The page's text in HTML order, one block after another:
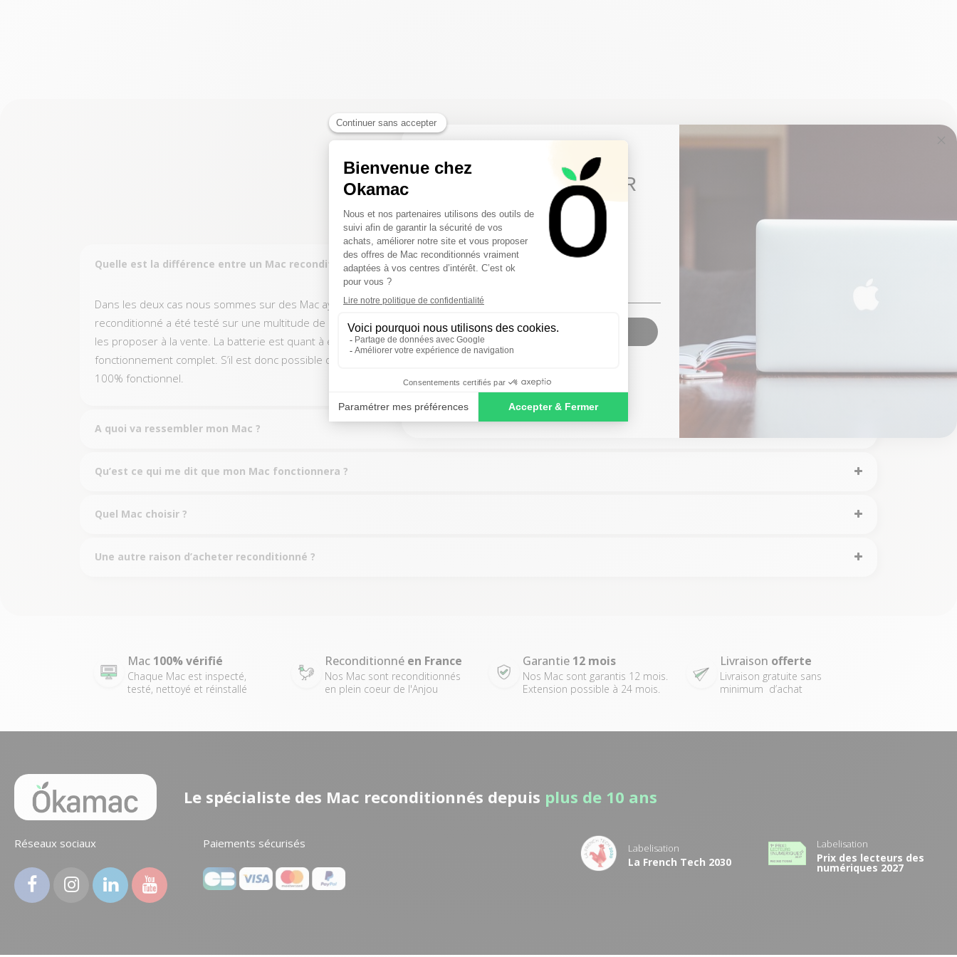
Encore des questions ?
Ne soyez plus pommé, on vous explique
Quelle est la différence entre un Mac reconditionné et un Mac d’Occasion ?
Dans les deux cas nous sommes sur des Mac ayant déjà eu une première vie. Mais la comparaison s’arrête ici. Contrairement à un Mac d’occasion, un Mac
reconditionné a été testé sur une multitude de points de contrôle. La batterie, la webcam, le Wi-Fi, nos inspecteurs passent les Mac au peigne fin avant de
les proposer à la vente. La batterie est quant à elle garantie à 85%. Une fois les pièces changées, l'ordinateur est une nouvelle fois testé afin de vérifier son
fonctionnement complet. S’il est donc possible d’acheter un Mac occasion pas cher, sur Okamac vous pouvez acquérir un Mac reconditionné pas cher et
100% fonctionnel.
A quoi va ressembler mon Mac ?
Qu’est ce qui me dit que mon Mac fonctionnera ?
Quel Mac choisir ?
Une autre raison d’acheter reconditionné ?
Mac 100% vérifié
Chaque Mac est inspecté,
testé, nettoyé et réinstallé
Reconditionné en France
Nos Mac sont reconditionnés
en plein coeur de l'Anjou
Garantie 12 mois
Nos Mac sont garantis 12 mois.
Extension possible à 24 mois.
Livraison offerte
Livraison gratuite sans
minimum d’achat
Le spécialiste des Mac reconditionnés depuis plus de 10 ans
Réseaux sociaux Paiements sécurisés Labelisation
La French Tech 2030
Labelisation
Prix des lecteurs des
numériques 2027
10€ FREE ON YOUR
FIRST ORDER
Sign up to receive your discount.
SIGN ME UP!